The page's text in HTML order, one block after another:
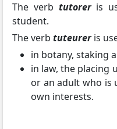
The verb tutoreris
student.
The verb tuteureris
in botany, staking
in law, the placing
or an adult who is
own interests.